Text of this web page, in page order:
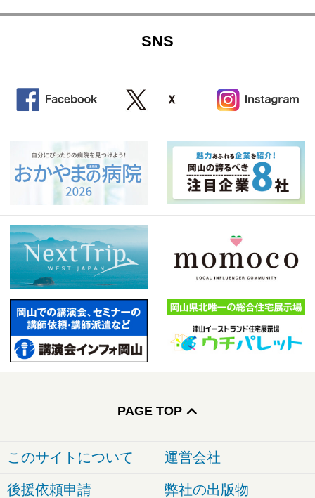
SNS
PAGE TOP
このサイトについて 運営会社
後援依頼申請 弊社の出版物